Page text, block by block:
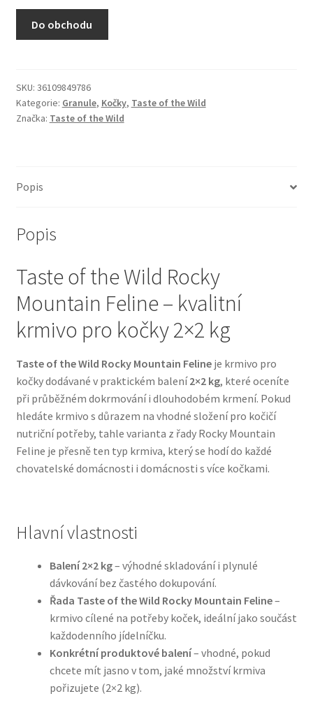
N&D Farmina pro kočky — Italské holistic krmivo
Pamlsky pro kočky
Purizon pro kočky
Veterinární dieta pro kočky
Vše pro psy — Krmivo, doplňky, vybavení
Boudy a výběhy
Bozita pro psy — Švédské krmivo s nordickou kvalitou
Brit pro psy
Granule pro psy
Natural Trainer pro psy — Italské krmivo s
přírodními složkami
Hračky pro psy
Konzervy a kapsičky pro psy
N&D Farmina pro psy — Italské holistic krmivo
Oblečky pro psy
Do obchodu
SKU: 36109849786
Kategorie: Granule, Kočky, Taste of the Wild
Značka: Taste of the Wild
Popis
Popis
Taste of the Wild Rocky
Mountain Feline – kvalitní
krmivo pro kočky 2×2 kg
Taste of the Wild Rocky Mountain Felineje krmivo pro
kočky dodávané v praktickém balení2×2 kg, které oceníte
při průběžném dokrmování i dlouhodobém krmení. Pokud
hledáte krmivo s důrazem na vhodné složení pro kočičí
nutriční potřeby, tahle varianta z řady Rocky Mountain
Feline je přesně ten typ krmiva, který se hodí do každé
chovatelské domácnosti i domácnosti s více kočkami.
Hlavní vlastnosti
Balení 2×2 kg– výhodné skladování i plynulé
dávkování bez častého dokupování.
Řada Taste of the Wild Rocky Mountain Feline–
krmivo cílené na potřeby koček, ideální jako součást
každodenního jídelníčku.
Konkrétní produktové balení– vhodné, pokud
chcete mít jasno v tom, jaké množství krmiva
pořizujete (2×2 kg).